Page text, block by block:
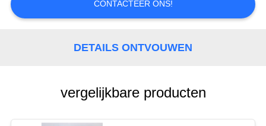
SITEMAP
PRIVACY
CONTACTEER ONS!
DETAILS ONTVOUWEN
vergelijkbare producten